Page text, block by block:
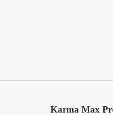
Karma Max